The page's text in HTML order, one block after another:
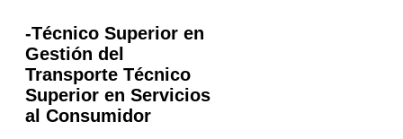
-Técnico Superior en
Gestión del
Transporte Técnico
Superior en Servicios
al Consumidor